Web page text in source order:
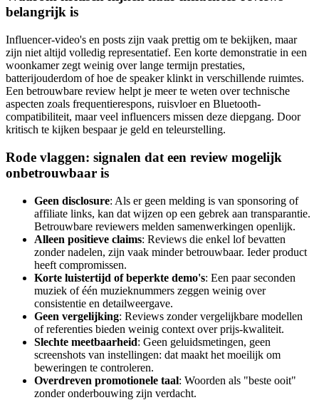
belangrijk is
Influencer-video's en posts zijn vaak prettig om te bekijken, maar
zijn niet altijd volledig representatief. Een korte demonstratie in een
woonkamer zegt weinig over lange termijn prestaties,
batterijouderdom of hoe de speaker klinkt in verschillende ruimtes.
Een betrouwbare review helpt je meer te weten over technische
aspecten zoals frequentierespons, ruisvloer en Bluetooth-
compatibiliteit, maar veel influencers missen deze diepgang. Door
kritisch te kijken bespaar je geld en teleurstelling.
Rode vlaggen: signalen dat een review mogelijk
onbetrouwbaar is
Geen disclosure: Als er geen melding is van sponsoring of
affiliate links, kan dat wijzen op een gebrek aan transparantie.
Betrouwbare reviewers melden samenwerkingen openlijk.
Alleen positieve claims: Reviews die enkel lof bevatten
zonder nadelen, zijn vaak minder betrouwbaar. Ieder product
heeft compromissen.
Korte luistertijd of beperkte demo's: Een paar seconden
muziek of één muzieknummers zeggen weinig over
consistentie en detailweergave.
Geen vergelijking: Reviews zonder vergelijkbare modellen
of referenties bieden weinig context over prijs-kwaliteit.
Slechte meetbaarheid: Geen geluidsmetingen, geen
screenshots van instellingen: dat maakt het moeilijk om
beweringen te controleren.
Overdreven promotionele taal: Woorden als "beste ooit"
zonder onderbouwing zijn verdacht.